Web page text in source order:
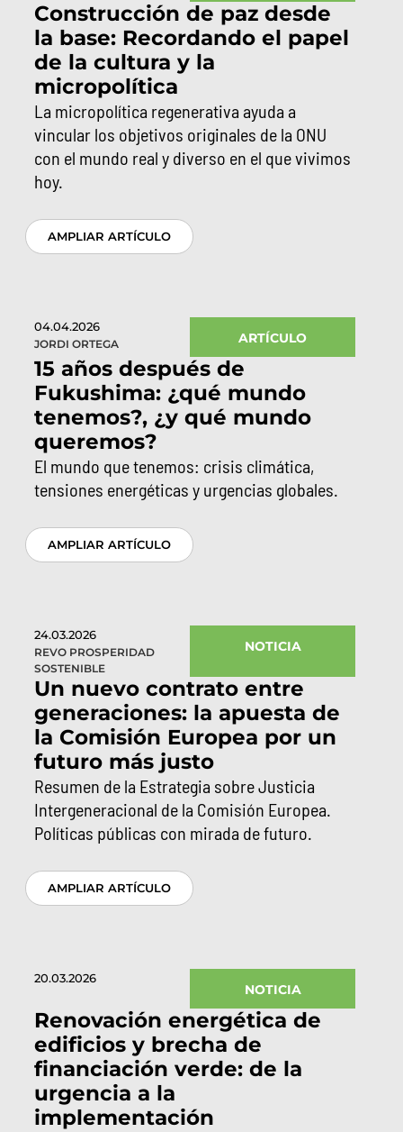
Construcción de paz desde
la base: Recordando el papel
de la cultura y la
micropolítica
La micropolítica regenerativa ayuda a
vincular los objetivos originales de la ONU
con el mundo real y diverso en el que vivimos
hoy.
AMPLIAR ARTÍCULO
04.04.2026
JORDI ORTEGA ARTÍCULO
15 años después de
Fukushima: ¿qué mundo
tenemos?, ¿y qué mundo
queremos?
El mundo que tenemos: crisis climática,
tensiones energéticas y urgencias globales.
AMPLIAR ARTÍCULO
24.03.2026
REVO PROSPERIDAD
SOSTENIBLE
NOTICIA
Un nuevo contrato entre
generaciones: la apuesta de
la Comisión Europea por un
futuro más justo
Resumen de la Estrategia sobre Justicia
Intergeneracional de la Comisión Europea.
Políticas públicas con mirada de futuro.
AMPLIAR ARTÍCULO
20.03.2026
NOTICIA
Renovación energética de
edificios y brecha de
financiación verde: de la
urgencia a la
implementación